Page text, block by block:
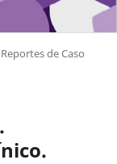
Reportes de Caso